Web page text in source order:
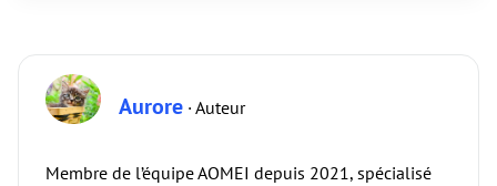
Aurore · Auteur
Membre de l’équipe AOMEI depuis 2021, spécialisé